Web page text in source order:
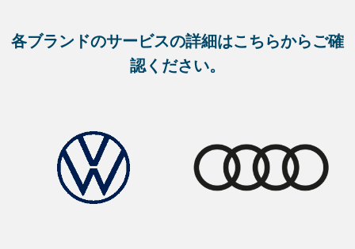
各ブランドのサービスの詳細はこちらからご確
認ください。